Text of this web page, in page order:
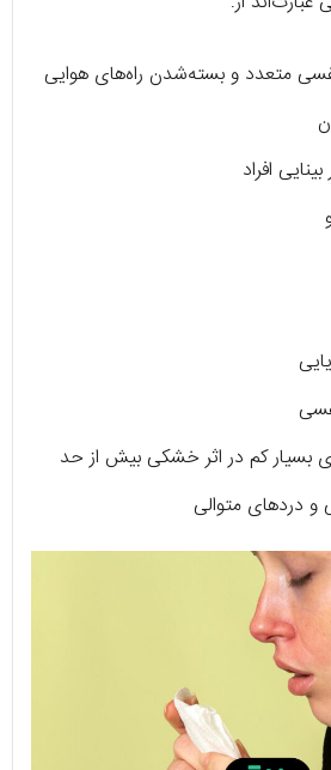
متعدد و بسته‌شدن راه‌های هوایی
افراد
بسیار کم در اثر خشکی بیش از حد
دردهای متوالی